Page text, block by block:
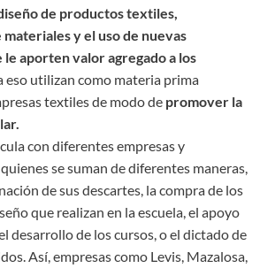
de productos textiles,
y el uso de nuevas
le aporten valor agregado a los
eso utilizan como materia prima
textiles de modo de promover la
con diferentes empresas y
se suman de diferentes maneras,
de sus descartes, la compra de los
que realizan en la escuela, el apoyo
desarrollo de los cursos, o el dictado de
Así, empresas como Levis, Mazalosa,